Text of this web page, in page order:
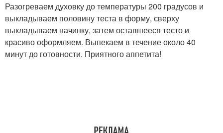
Разогреваем духовку до температуры 200 градусов и
выкладываем половину теста в форму, сверху
выкладываем начинку, затем оставшееся тесто и
красиво оформляем. Выпекаем в течение около 40
минут до готовности. Приятного аппетита!